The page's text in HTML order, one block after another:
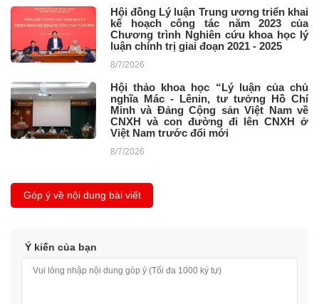
Hội đồng Lý luận Trung ương triển khai
kế hoạch công tác năm 2023 của
Chương trình Nghiên cứu khoa học lý
luận chính trị giai đoạn 2021 - 2025
8/7/2026
Hội thảo khoa học “Lý luận của chủ
nghĩa Mác - Lênin, tư tưởng Hồ Chí
Minh và Đảng Cộng sản Việt Nam về
CNXH và con đường đi lên CNXH ở
Việt Nam trước đổi mới
8/7/2026
Góp ý về nội dung bài viết
Ý kiến của bạn